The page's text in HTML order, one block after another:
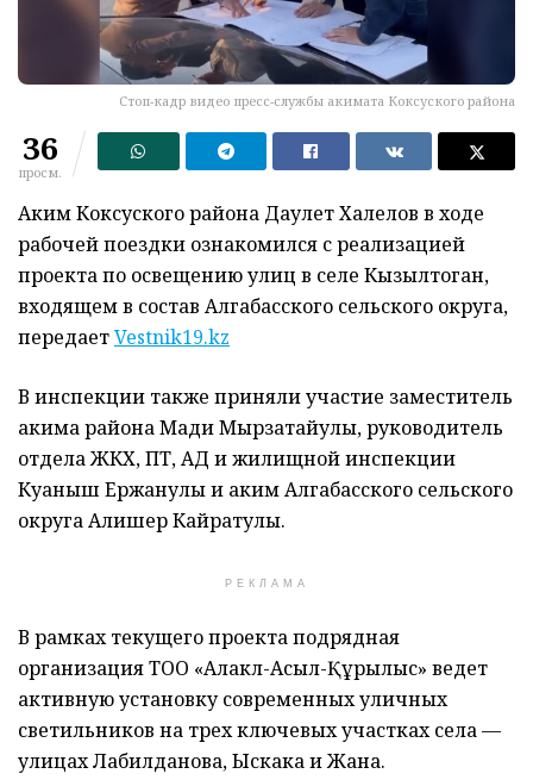
Стоп-кадр видео пресс-службы акимата Коксуского района
36
просм.
Аким Коксуского района Даулет Халелов в ходе
рабочей поездки ознакомился с реализацией
проекта по освещению улиц в селе Кызылтоган,
входящем в состав Алгабасского сельского округа,
передаетVestnik19.kz
В инспекции также приняли участие заместитель
акима района Мади Мырзатайулы, руководитель
отдела ЖКХ, ПТ, АД и жилищной инспекции
Куаныш Ержанулы и аким Алгабасского сельского
округа Алишер Кайратулы.
РЕКЛАМА
В рамках текущего проекта подрядная
организация ТОО «Алакөл-Асыл-Құрылыс» ведет
активную установку современных уличных
светильников на трех ключевых участках села —
улицах Лабилданова, Ыскака и Жана.